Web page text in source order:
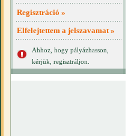
Regisztráció »
Elfelejtettem a jelszavamat »
Ahhoz, hogy pályázhasson,
kérjük, regisztráljon.